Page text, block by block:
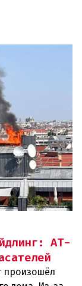
AT-
произошёл